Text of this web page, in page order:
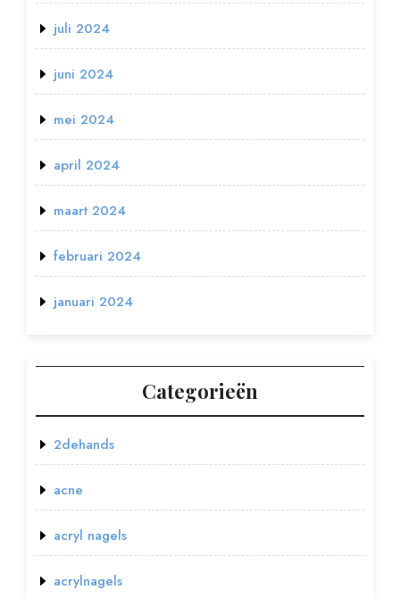
juli 2024
juni 2024
mei 2024
april 2024
maart 2024
februari 2024
januari 2024
Categorieën
2dehands
acne
acryl nagels
acrylnagels